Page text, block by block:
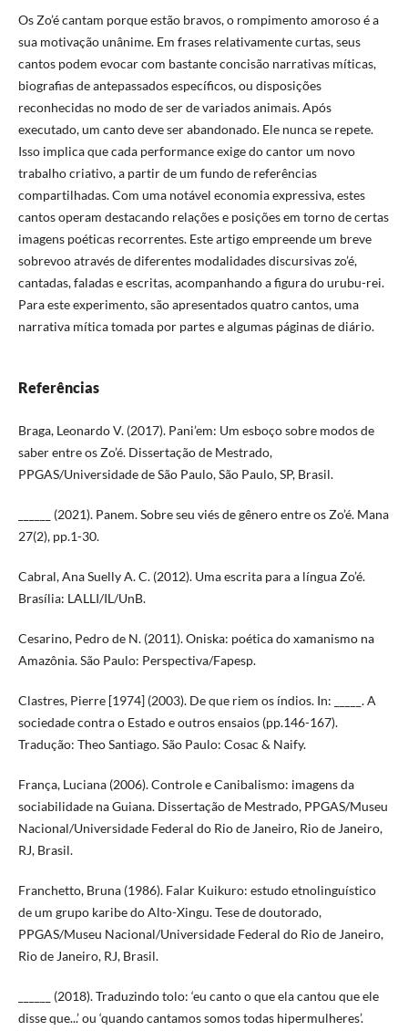
Os Zo’é cantam porque estão bravos, o rompimento amoroso é a
sua motivação unânime. Em frases relativamente curtas, seus
cantos podem evocar com bastante concisão narrativas míticas,
biografias de antepassados específicos, ou disposições
reconhecidas no modo de ser de variados animais. Após
executado, um canto deve ser abandonado. Ele nunca se repete.
Isso implica que cada performance exige do cantor um novo
trabalho criativo, a partir de um fundo de referências
compartilhadas. Com uma notável economia expressiva, estes
cantos operam destacando relações e posições em torno de certas
imagens poéticas recorrentes. Este artigo empreende um breve
sobrevoo através de diferentes modalidades discursivas zo’é,
cantadas, faladas e escritas, acompanhando a figura do urubu-rei.
Para este experimento, são apresentados quatro cantos, uma
narrativa mítica tomada por partes e algumas páginas de diário.
Referências
Braga, Leonardo V. (2017). Pani’em: Um esboço sobre modos de
saber entre os Zo’é. Dissertação de Mestrado,
PPGAS/Universidade de São Paulo, São Paulo, SP, Brasil.
______ (2021). Panem. Sobre seu viés de gênero entre os Zo’é. Mana
27(2), pp.1-30.
Cabral, Ana Suelly A. C. (2012). Uma escrita para a língua Zo’é.
Brasília: LALLI/IL/UnB.
Cesarino, Pedro de N. (2011). Oniska: poética do xamanismo na
Amazônia. São Paulo: Perspectiva/Fapesp.
Clastres, Pierre [1974] (2003). De que riem os índios. In: _____. A
sociedade contra o Estado e outros ensaios (pp.146-167).
Tradução: Theo Santiago. São Paulo: Cosac & Naify.
França, Luciana (2006). Controle e Canibalismo: imagens da
sociabilidade na Guiana. Dissertação de Mestrado, PPGAS/Museu
Nacional/Universidade Federal do Rio de Janeiro, Rio de Janeiro,
RJ, Brasil.
Franchetto, Bruna (1986). Falar Kuikuro: estudo etnolinguístico
de um grupo karibe do Alto-Xingu. Tese de doutorado,
PPGAS/Museu Nacional/Universidade Federal do Rio de Janeiro,
Rio de Janeiro, RJ, Brasil.
______ (2018). Traduzindo tolo: ‘eu canto o que ela cantou que ele
disse que...’ ou ‘quando cantamos somos todas hipermulheres’.